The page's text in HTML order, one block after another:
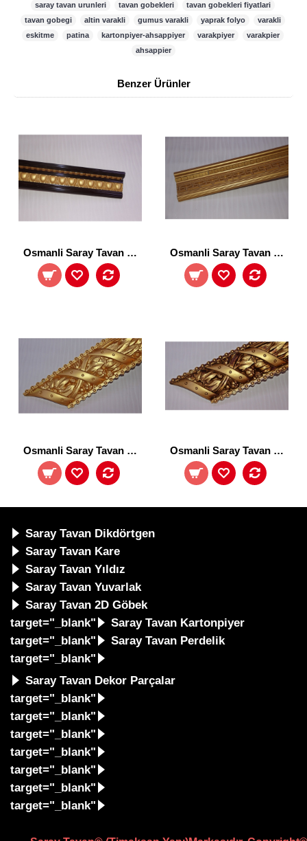
saray tavan urunleri
tavan gobekleri tavan gobekleri fiyatlari
tavan gobegi
altin varakli gumus varakli yaprak folyo varakli
eskitme
patina kartonpiyer-ahsappiyer varakpiyer varakpier
ahsappier
Benzer Ürünler
Osmanli Saray Tavan 10-1-SZH Osmanli Saray Tavan 10-3-S
Osmanli Saray Tavan 15-S Osmanli Saray Tavan 15-SF
Saray Tavan Dikdörtgen
Saray Tavan Kare
Saray Tavan Yıldız
Saray Tavan Yuvarlak
Saray Tavan 2D Göbek
target="_blank"
Saray Tavan Kartonpiyer
target="_blank"
Saray Tavan Perdelik
target="_blank"
Saray Tavan Dekor Parçalar
target="_blank"
target="_blank"
target="_blank"
target="_blank"
target="_blank"
target="_blank"
target="_blank"